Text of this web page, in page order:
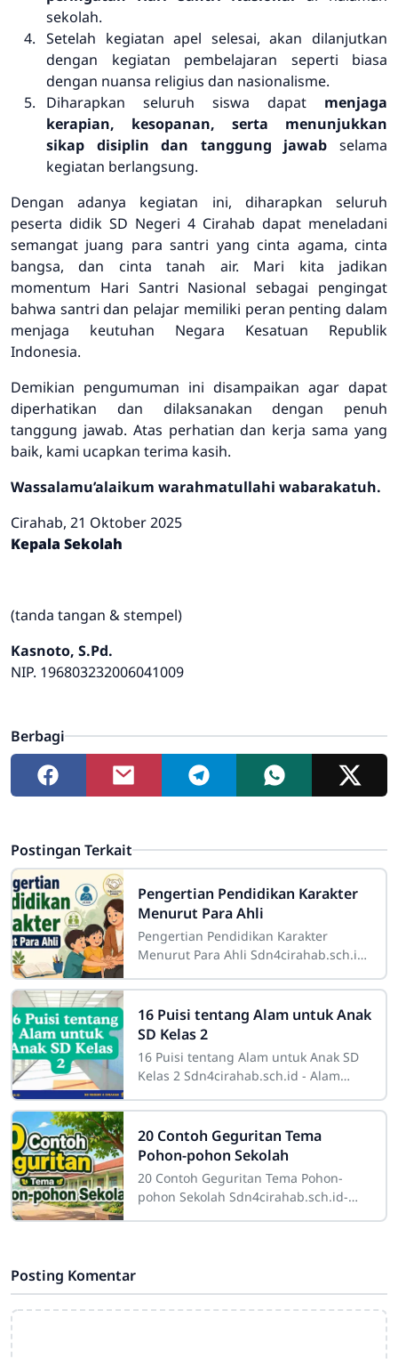
sekolah.
Setelah kegiatan apel selesai, akan dilanjutkan
dengan kegiatan pembelajaran seperti biasa
dengan nuansa religius dan nasionalisme.
Diharapkan seluruh siswa dapat menjaga
kerapian, kesopanan, serta menunjukkan
sikap disiplin dan tanggung jawab selama
kegiatan berlangsung.
Dengan adanya kegiatan ini, diharapkan seluruh
peserta didik SD Negeri 4 Cirahab dapat meneladani
semangat juang para santri yang cinta agama, cinta
bangsa, dan cinta tanah air. Mari kita jadikan
momentum Hari Santri Nasional sebagai pengingat
bahwa santri dan pelajar memiliki peran penting dalam
menjaga keutuhan Negara Kesatuan Republik
Indonesia.
Demikian pengumuman ini disampaikan agar dapat
diperhatikan dan dilaksanakan dengan penuh
tanggung jawab. Atas perhatian dan kerja sama yang
baik, kami ucapkan terima kasih.
Wassalamu’alaikum warahmatullahi wabarakatuh.
Cirahab, 21 Oktober 2025
Kepala Sekolah
(tanda tangan & stempel)
Kasnoto, S.Pd.
NIP. 196803232006041009
Berbagi
Postingan Terkait
Pengertian Pendidikan Karakter
Menurut Para Ahli
Pengertian Pendidikan Karakter
Menurut Para Ahli Sdn4cirahab.sch.id-
konsep yang sangat penting dalam
dunia
16 Puisi tentang Alam untuk Anak
SD Kelas 2
16 Puisi tentang Alam untuk Anak SD
Kelas 2 Sdn4cirahab.sch.id - Alam
tak terbatas bagi banyak orang. Bagi
20 Contoh Geguritan Tema
Pohon-pohon Sekolah
20 Contoh Geguritan Tema Pohon-
pohon Sekolah Sdn4cirahab.sch.id-
Posting Komentar